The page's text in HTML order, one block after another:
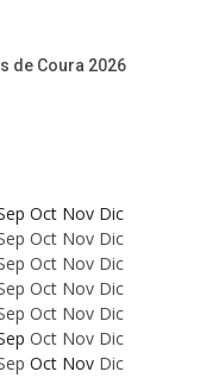
de Coura 2026
Oct Nov Dic
Oct Nov Dic
Oct Nov Dic
Oct Nov Dic
Oct Nov Dic
Oct Nov Dic
Oct Nov Dic